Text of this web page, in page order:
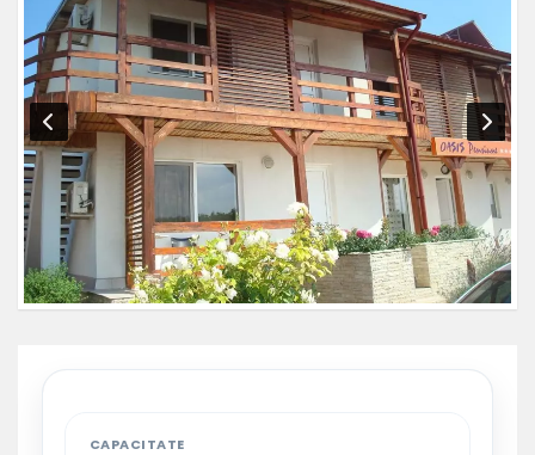
CAPACITATE